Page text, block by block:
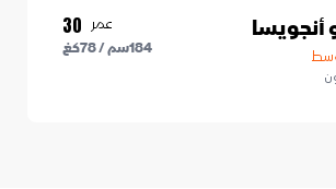
أنجويسا عمر 30
184سم /78كغ